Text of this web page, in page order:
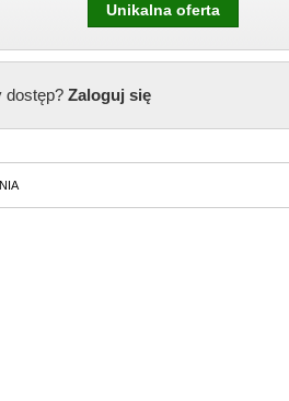
Unikalna oferta
dostęp?Zaloguj się